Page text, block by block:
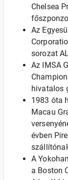
Chelsea
Az
sorozat
Az IMSA
hivatalos
1983 óta
Macau
évben
A
a Boston